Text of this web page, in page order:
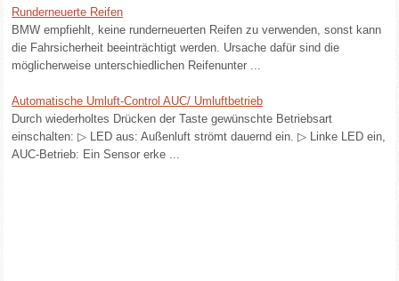
Runderneuerte Reifen
BMW empfiehlt, keine runderneuerten Reifen zu verwenden, sonst kann
die Fahrsicherheit beeinträchtigt werden. Ursache dafür sind die
möglicherweise unterschiedlichen Reifenunter ...
Automatische Umluft-Control AUC/ Umluftbetrieb
Durch wiederholtes Drücken der Taste gewünschte Betriebsart
einschalten: ▷ LED aus: Außenluft strömt dauernd ein. ▷ Linke LED ein,
AUC-Betrieb: Ein Sensor erke ...